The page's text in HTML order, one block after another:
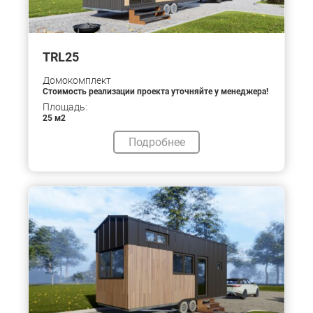
TRL25
Домокомплект
Стоимость реализации проекта уточняйте у менеджера!
Площадь:
25 м2
Подробнее